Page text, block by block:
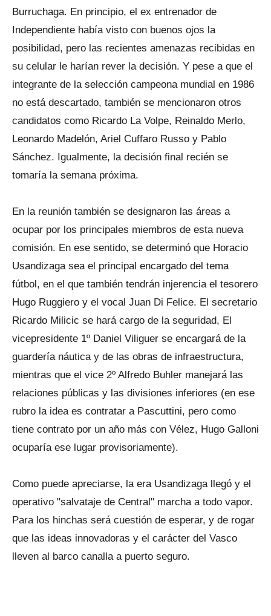
Burruchaga. En principio, el ex entrenador de
Independiente había visto con buenos ojos la
posibilidad, pero las recientes amenazas recibidas en
su celular le harían rever la decisión. Y pese a que el
integrante de la selección campeona mundial en 1986
no está descartado, también se mencionaron otros
candidatos como Ricardo La Volpe, Reinaldo Merlo,
Leonardo Madelón, Ariel Cuffaro Russo y Pablo
Sánchez. Igualmente, la decisión final recién se
tomaría la semana próxima.
En la reunión también se designaron las áreas a
ocupar por los principales miembros de esta nueva
comisión. En ese sentido, se determinó que Horacio
Usandizaga sea el principal encargado del tema
fútbol, en el que también tendrán injerencia el tesorero
Hugo Ruggiero y el vocal Juan Di Felice. El secretario
Ricardo Milicic se hará cargo de la seguridad, El
vicepresidente 1º Daniel Viliguer se encargará de la
guardería náutica y de las obras de infraestructura,
mientras que el vice 2º Alfredo Buhler manejará las
relaciones públicas y las divisiones inferiores (en ese
rubro la idea es contratar a Pascuttini, pero como
tiene contrato por un año más con Vélez, Hugo Galloni
ocuparía ese lugar provisoriamente).
Como puede apreciarse, la era Usandizaga llegó y el
operativo "salvataje de Central" marcha a todo vapor.
Para los hinchas será cuestión de esperar, y de rogar
que las ideas innovadoras y el carácter del Vasco
lleven al barco canalla a puerto seguro.